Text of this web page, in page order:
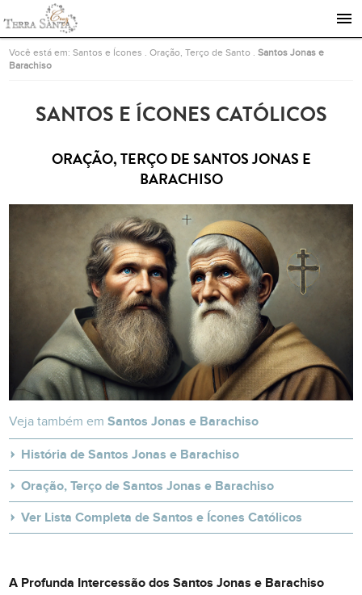
Ir para a página inicial
Você está em:Santos e Ícones .Oração, Terço de Santo .Santos Jonas e
Barachiso
SANTOS E ÍCONES CATÓLICOS
ORAÇÃO, TERÇO DE SANTOS JONAS E
BARACHISO
Veja também emSantos Jonas e Barachiso
História de Santos Jonas e Barachiso
Oração, Terço de Santos Jonas e Barachiso
Ver Lista Completa de Santos e Ícones Católicos
A Profunda Intercessão dos Santos Jonas e Barachiso